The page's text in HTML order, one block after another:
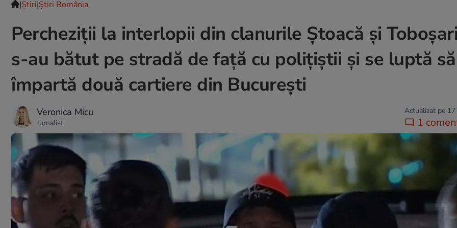
|Ştiri|Știri România
Percheziții la interlopii din clanurile Ștoacă și
s-au bătut pe stradă de față cu polițiștii și se luptă
împartă două cartiere din București
Veronica Micu
Jurnalist
Actualizat pe
1